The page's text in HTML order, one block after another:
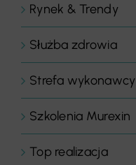
Rynek & Trendy
Służba zdrowia
Strefa wykonawcy
Szkolenia Murexin
Top realizacja